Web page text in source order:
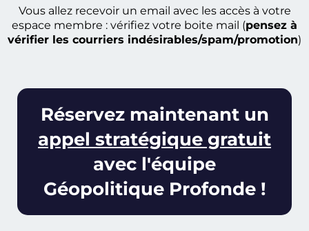
Vous allez recevoir un email avec les accès à votre
espace membre : vérifiez votre boite mail (pensez à
vérifier les courriers indésirables/spam/promotion)
Réservez maintenant un
appel stratégique gratuit
avec l'équipe
Géopolitique Profonde !